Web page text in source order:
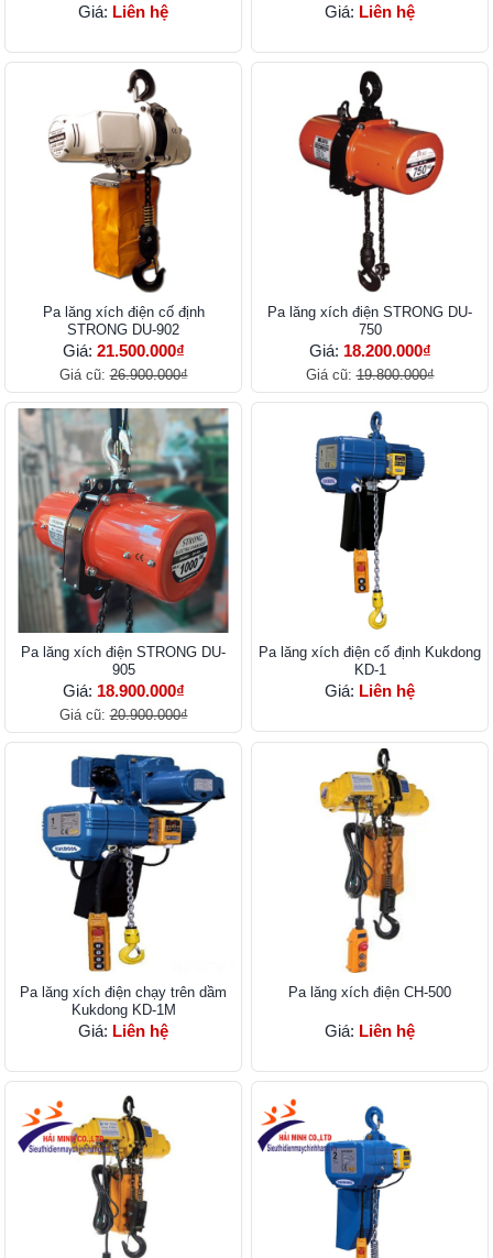
Giá: Liên hệ Giá: Liên hệ
Pa lăng xích điện cố định
STRONG DU-902
Giá: 21.500.000₫
Giá cũ:26.900.000₫
Pa lăng xích điện STRONG DU-
750
Giá: 18.200.000₫
Giá cũ:19.800.000₫
Pa lăng xích điện STRONG DU-
905
Giá: 18.900.000₫
Giá cũ:20.900.000₫
Pa lăng xích điện cố định Kukdong
KD-1
Giá: Liên hệ
Pa lăng xích điện chạy trên dầm
Kukdong KD-1M
Giá: Liên hệ
Pa lăng xích điện CH-500
Giá: Liên hệ